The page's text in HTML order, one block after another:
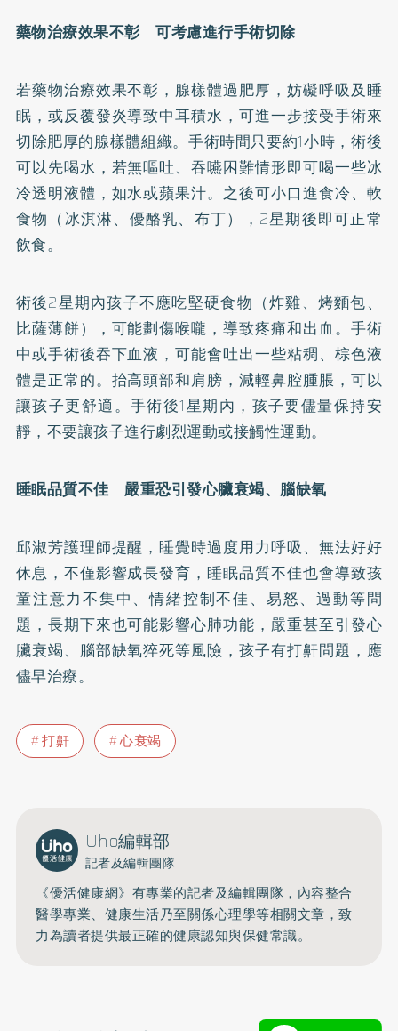
藥物治療效果不彰 可考慮進行手術切除
若藥物治療效果不彰，腺樣體過肥厚，妨礙呼吸及睡
眠，或反覆發炎導致中耳積水，可進一步接受手術來
切除肥厚的腺樣體組織。手術時間只要約1小時，術後
可以先喝水，若無嘔吐、吞嚥困難情形即可喝一些冰
冷透明液體，如水或蘋果汁。之後可小口進食冷、軟
食物（冰淇淋、優酪乳、布丁），2星期後即可正常
飲食。
術後2星期內孩子不應吃堅硬食物（炸雞、烤麵包、
比薩薄餅），可能劃傷喉嚨，導致疼痛和出血。手術
中或手術後吞下血液，可能會吐出一些粘稠、棕色液
體是正常的。抬高頭部和肩膀，減輕鼻腔腫脹，可以
讓孩子更舒適。手術後1星期內，孩子要儘量保持安
靜，不要讓孩子進行劇烈運動或接觸性運動。
睡眠品質不佳 嚴重恐引發心臟衰竭、腦缺氧
邱淑芳護理師提醒，睡覺時過度用力呼吸、無法好好
休息，不僅影響成長發育，睡眠品質不佳也會導致孩
童注意力不集中、情緒控制不佳、易怒、過動等問
題，長期下來也可能影響心肺功能，嚴重甚至引發心
臟衰竭、腦部缺氧猝死等風險，孩子有打鼾問題，應
儘早治療。
打鼾 心衰竭
Uho編輯部
記者及編輯團隊
《優活健康網》有專業的記者及編輯團隊，內容整合
醫學專業、健康生活乃至關係心理學等相關文章，致
力為讀者提供最正確的健康認知與保健常識。